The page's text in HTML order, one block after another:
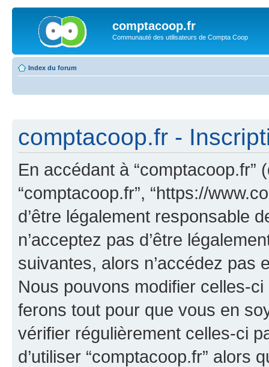
comptacoop.fr
Communauté des utilisateurs de Compta Coop
Index du forum
comptacoop.fr -
En accédant à “comptacoop.fr”
“comptacoop.fr”, “https://
d’être légalement responsable
n’acceptez pas d’être
suivantes, alors n’accédez pas
Nous pouvons modifier celles-
ferons tout pour que vous en
vérifier régulièrement celles-ci
d’utiliser “comptacoop.fr” alors